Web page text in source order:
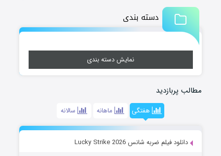
دسته بندی
نمایش دسته بندی
مطالب پربازدید
هفتگی ماهانه سالانه
دانلود فیلم ضربه شانس Lucky Strike 2026